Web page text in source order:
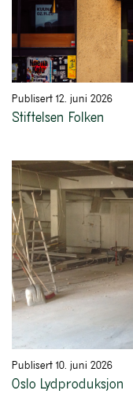
Publisert 12. juni 2026
Stiftelsen Folken
Publisert 10. juni 2026
Oslo Lydproduksjon